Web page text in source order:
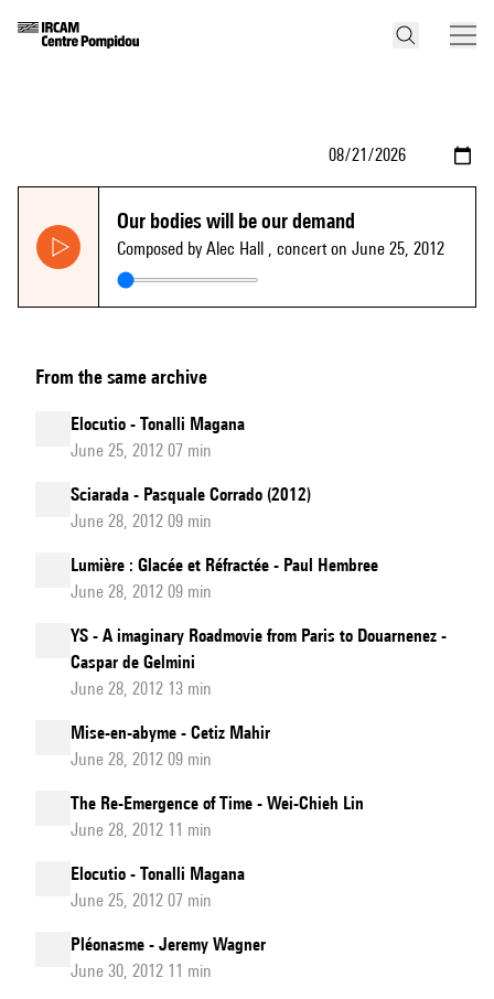
Our bodies will be our demand
Composed by Alec Hall , concert on June 25, 2012
From the same archive
Elocutio - Tonalli Magana
June 25, 2012 07 min
Sciarada - Pasquale Corrado (2012)
June 28, 2012 09 min
Lumière : Glacée et Réfractée - Paul Hembree
June 28, 2012 09 min
YS - A imaginary Roadmovie from Paris to Douarnenez -
Caspar de Gelmini
June 28, 2012 13 min
Mise-en-abyme - Cetiz Mahir
June 28, 2012 09 min
The Re-Emergence of Time - Wei-Chieh Lin
June 28, 2012 11 min
Elocutio - Tonalli Magana
June 25, 2012 07 min
Pléonasme - Jeremy Wagner
June 30, 2012 11 min